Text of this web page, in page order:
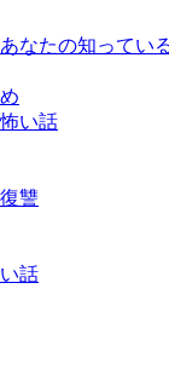
なたの知ってい
い話
讐
話